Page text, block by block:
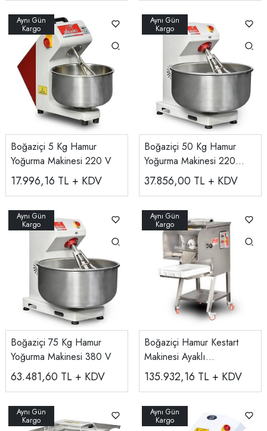
Boğaziçi 5 Kg Hamur
Yoğurma Makinesi 220 V
17.996,16 TL + KDV
Boğaziçi 50 Kg Hamur
Yoğurma Makinesi 220
V/380 V
37.856,00 TL + KDV
Boğaziçi 75 Kg Hamur
Yoğurma Makinesi 380 V
63.481,60 TL + KDV
Boğaziçi Hamur Kestart
Makinesi Ayaklı
BHKT.200A
135.932,16 TL + KDV